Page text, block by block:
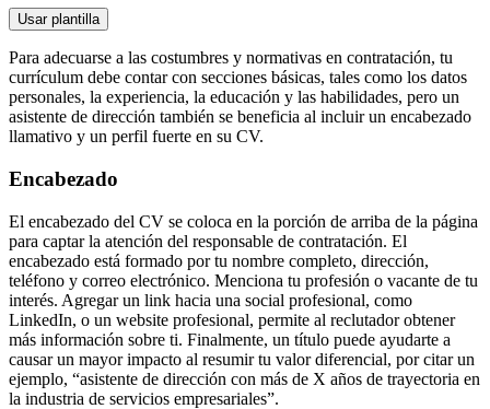
Usar plantilla
Para adecuarse a las costumbres y normativas en contratación, tu
currículum debe contar con secciones básicas, tales como los datos
personales, la experiencia, la educación y las habilidades, pero un
asistente de dirección también se beneficia al incluir un encabezado
llamativo y un perfil fuerte en su CV.
Encabezado
El encabezado del CV se coloca en la porción de arriba de la página
para captar la atención del responsable de contratación. El
encabezado está formado por tu nombre completo, dirección,
teléfono y correo electrónico. Menciona tu profesión o vacante de tu
interés. Agregar un link hacia una social profesional, como
LinkedIn, o un website profesional, permite al reclutador obtener
más información sobre ti. Finalmente, un título puede ayudarte a
causar un mayor impacto al resumir tu valor diferencial, por citar un
ejemplo, “asistente de dirección con más de X años de trayectoria en
la industria de servicios empresariales”.